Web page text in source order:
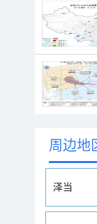
周边地
泽当